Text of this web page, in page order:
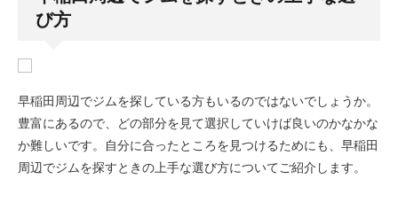
び方
早稲田周辺でジムを探している方もいるのではないでしょうか。
豊富にあるので、どの部分を見て選択していけば良いのかなかな
か難しいです。自分に合ったところを見つけるためにも、早稲田
周辺でジムを探すときの上手な選び方についてご紹介します。